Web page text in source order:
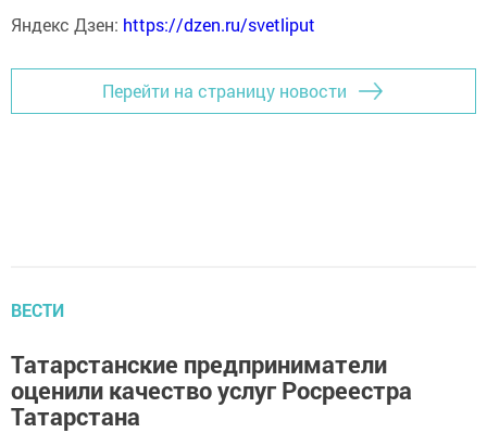
Яндекс Дзен: https://dzen.ru/svetliput
Перейти на страницу новости
ВЕСТИ
Татарстанские предприниматели
оценили качество услуг Росреестра
Татарстана